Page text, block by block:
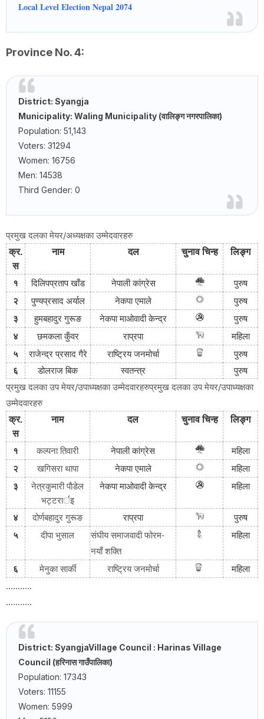
Local Level Election Nepal 2074
Province No. 4:
District: Syangja
Municipality: Waling Municipality (वालिङ्ग नगरपालिका)
Population: 51,143
Voters: 31294
Women: 16756
Men: 14538
Third Gender: 0
प्रमुख दलका मेयर/अध्यक्षका उम्मेदवारहरु
क्र.
स
नाम दल चुनाव चिन्ह लिङ्ग
१ दिलिपप्रताप खाँड नेपाली कांग्रेस
पुरुष
२
पुण्यप्रसाद अर्याल नेकपा एमाले
पुरुष
३
हुमबहादुर गुरूङ नेकपा माओवादी केन्द्र
पुरुष
४
छमकला कुँवर राप्रपा
महिला
५
राजेन्द्र प्रसाद गैरे राष्ट्रिय जनमोर्चा
पुरुष
६
डोलराज बिक स्वतन्त्र पुरुष
प्रमुख दलका उप मेयर/उपाध्यक्षका उम्मेदवारहरुप्रमुख दलका उप मेयर/उपाध्यक्षका
उम्मेदवारहरु
क्र.
स
नाम दल चुनाव चिन्ह लिङ्ग
१ कल्पना तिवारी नेपाली कांग्रेस
महिला
२
खगिसरा थापा नेकपा एमाले
महिला
३
नेत्रकुमारी पाैडेल
भट्टरार्इ
नेकपा माओवादी केन्द्र महिला
४ दोर्णबहादुर गुरूङ राप्रपा
पुरुष
५
दीपा भुसाल
संघीय समाजवादी फोरम-
नयाँ शक्ति
महिला
६ मेनुका सार्की राष्ट्रिय जनमोर्चा महिला
...........
...........
District: SyangjaVillage Council : Harinas Village
Council (हरिनास गाउँपालिका)
Population: 17343
Voters: 11155
Women: 5999